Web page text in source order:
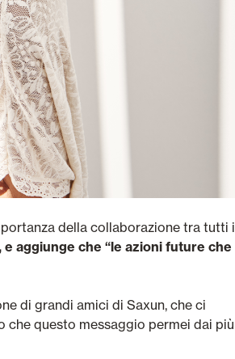
della collaborazione tra tutti i
aggiunge che “le azioni future che
di grandi amici di Saxun, che ci
che questo messaggio permei dai più